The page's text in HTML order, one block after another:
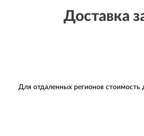
Доставка
Для отдаленных регионов стоимость